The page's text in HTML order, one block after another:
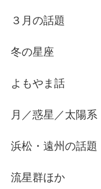
３月の話題
冬の星座
よもやま話
月／惑星／太陽系
浜松・遠州の話題
流星群ほか